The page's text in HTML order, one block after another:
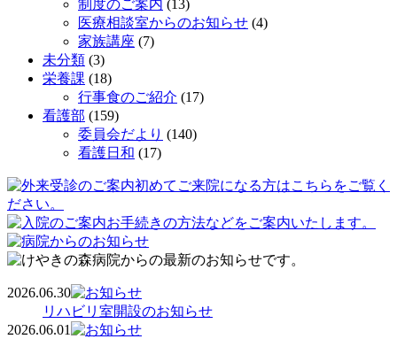
制度のご案内 (13)
医療相談室からのお知らせ (4)
家族講座 (7)
未分類 (3)
栄養課 (18)
行事食のご紹介 (17)
看護部 (159)
委員会だより (140)
看護日和 (17)
2026.06.30
リハビリ室開設のお知らせ
2026.06.01